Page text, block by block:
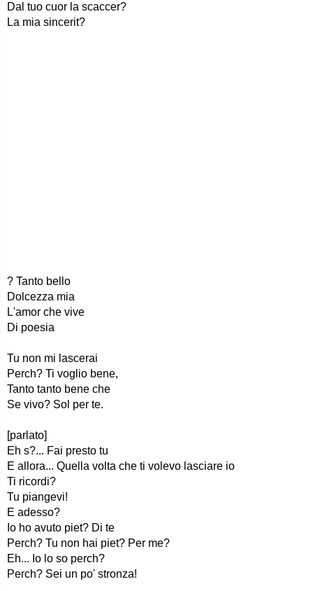
Dal tuo cuor la scaccer?
La mia sincerit?
? Tanto bello
Dolcezza mia
L'amor che vive
Di poesia
Tu non mi lascerai
Perch? Ti voglio bene,
Tanto tanto bene che
Se vivo? Sol per te.
[parlato]
Eh s?... Fai presto tu
E allora... Quella volta che ti volevo lasciare io
Ti ricordi?
Tu piangevi!
E adesso?
Io ho avuto piet? Di te
Perch? Tu non hai piet? Per me?
Eh... Io lo so perch?
Perch? Sei un po' stronza!